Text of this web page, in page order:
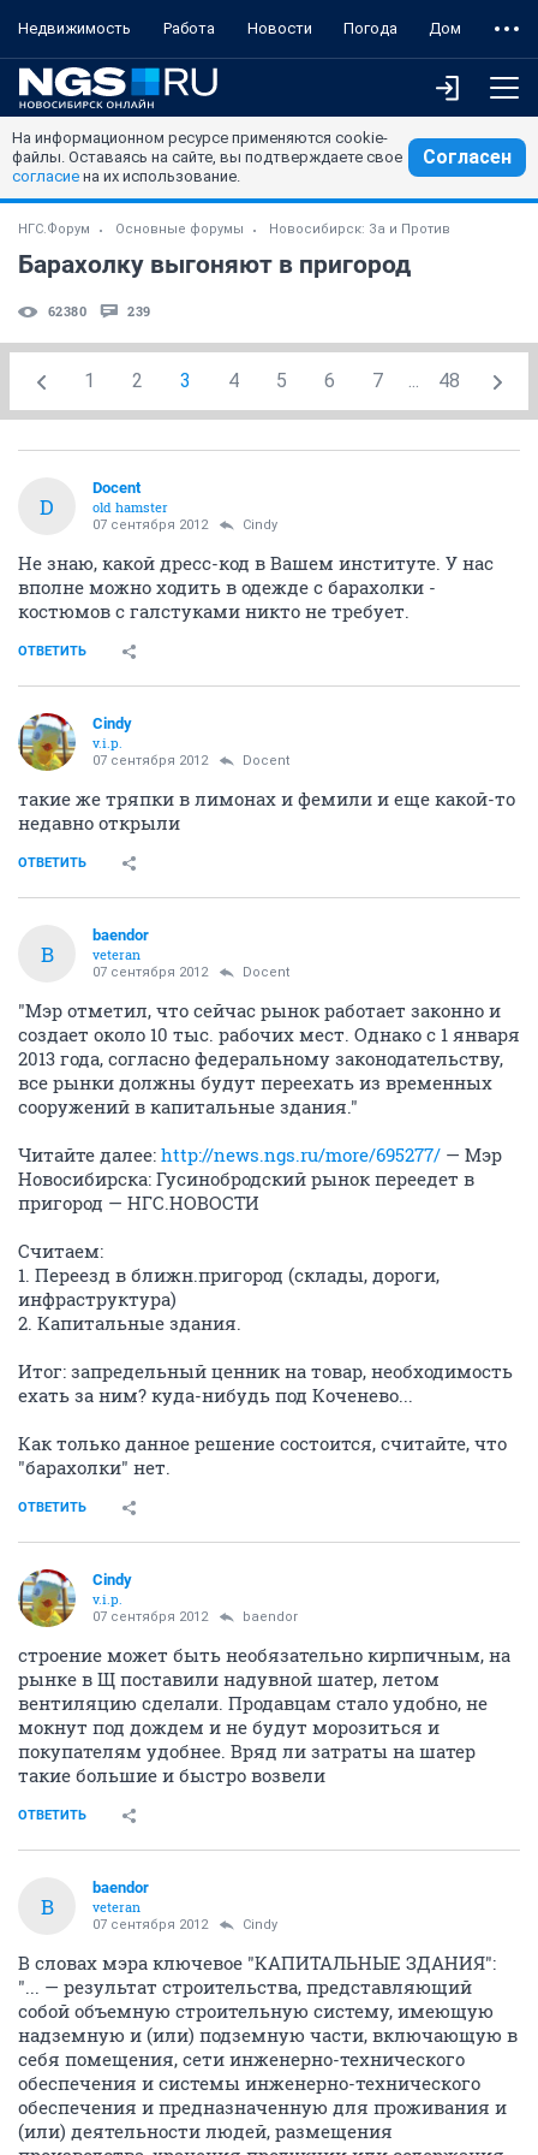
Недвижимость Работа Новости Погода Дом
На информационном ресурсе применяются cookie-
файлы. Оставаясь на сайте, вы подтверждаете свое
согласие на их использование.
Согласен
НГС.Форум Основные форумы Новосибирск: За и Против
Барахолку выгоняют в пригород
62380 239
1 2 3 4 5 6 7 ... 48
D
Docent
old hamster
07 сентября 2012 Cindy
Не знаю, какой дресс-код в Вашем институте. У нас
вполне можно ходить в одежде с барахолки -
костюмов с галстуками никто не требует.
ОТВЕТИТЬ
Cindy
v.i.p.
07 сентября 2012 Docent
такие же тряпки в лимонах и фемили и еще какой-то
недавно открыли
ОТВЕТИТЬ
B
baendor
veteran
07 сентября 2012 Docent
"Мэр отметил, что сейчас рынок работает законно и
создает около 10 тыс. рабочих мест. Однако с 1 января
2013 года, согласно федеральному законодательству,
все рынки должны будут переехать из временных
сооружений в капитальные здания."
Читайте далее: http://news.ngs.ru/more/695277/ — Мэр
Новосибирска: Гусинобродский рынок переедет в
пригород — НГС.НОВОСТИ
Считаем:
1. Переезд в ближн.пригород (склады, дороги,
инфраструктура)
2. Капитальные здания.
Итог: запредельный ценник на товар, необходимость
ехать за ним? куда-нибудь под Коченево...
Как только данное решение состоится, считайте, что
"барахолки" нет.
ОТВЕТИТЬ
Cindy
v.i.p.
07 сентября 2012 baendor
строение может быть необязательно кирпичным, на
рынке в Щ поставили надувной шатер, летом
вентиляцию сделали. Продавцам стало удобно, не
мокнут под дождем и не будут морозиться и
покупателям удобнее. Вряд ли затраты на шатер
такие большие и быстро возвели
ОТВЕТИТЬ
B
baendor
veteran
07 сентября 2012 Cindy
В словах мэра ключевое "КАПИТАЛЬНЫЕ ЗДАНИЯ":
"... — результат строительства, представляющий
собой объемную строительную систему, имеющую
надземную и (или) подземную части, включающую в
себя помещения, сети инженерно-технического
обеспечения и системы инженерно-технического
обеспечения и предназначенную для проживания и
(или) деятельности людей, размещения